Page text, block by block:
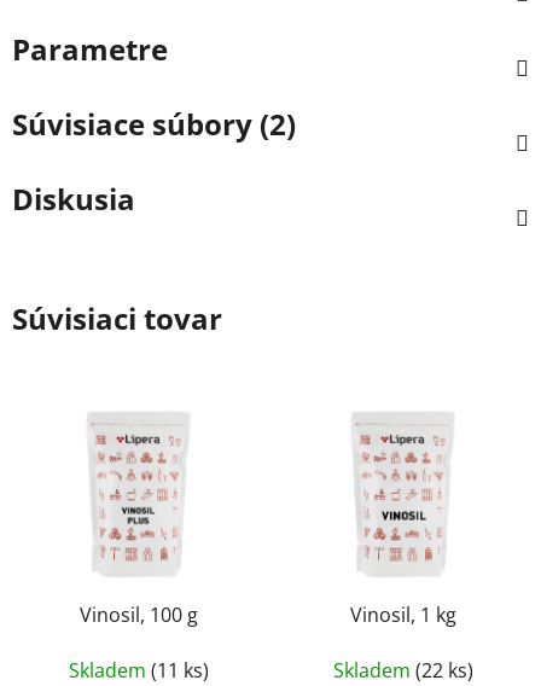
Parametre
Súvisiace súbory (2)
Diskusia
Súvisiaci tovar
Vinosil, 100 g
Skladem (11 ks)
Vinosil, 1 kg
Skladem (22 ks)